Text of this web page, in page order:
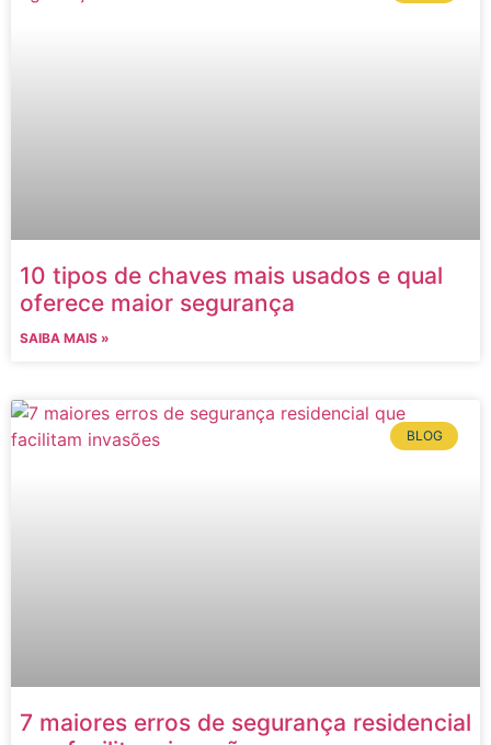
10 tipos de chaves mais usados e qual
oferece maior segurança
SAIBA MAIS »
BLOG
7 maiores erros de segurança residencial